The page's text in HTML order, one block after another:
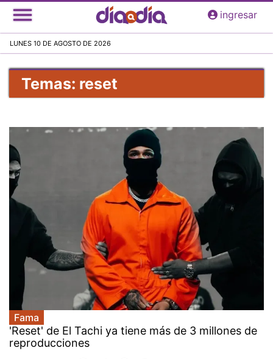
Pasar
al
principal
ingresar
LUNES 10 DE AGOSTO DE 2026
Temas: reset
Fama
'Reset' de El Tachi ya tiene más de 3 millones de
reproducciones